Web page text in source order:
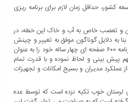
کشور، حداقل زمان لازم برای برنامه ریزی
بودن و تعصب خاص به آب و خاک این خطه، در
به دلایل گوناگون موفق به تغییر و چینش
مدیران تحول خواه از هر جناح و تفکر سیاسی «با توجه به طرح وفاق ملی» در استان نشده است، برنامه ۶۰۰ صفحه ای چهار ساله خود را به عنوان
پیش بینی و لحاظ نموده و با قدرت تمام
عملکرد مدیران و بسیج امکانات و تجهیزات
لرستان خوب تکیه نزده است که توسط عده